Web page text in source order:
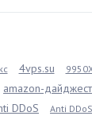
4vps.su
amazon-дайджест
DDoS
Anti